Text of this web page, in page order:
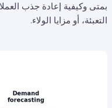
بمتى وكيفية إعادة جذب
التعبئة، أو مزايا الولاء.